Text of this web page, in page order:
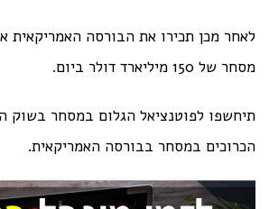
לאחר מכן תכירו את הבורסה האמריקאית
מסחר של 150 מיליארד דולר ביום.
תיחשפו לפוטנציאל הגלום במסחר בשוק
הכרוכים במסחר בבורסה האמריקאית.